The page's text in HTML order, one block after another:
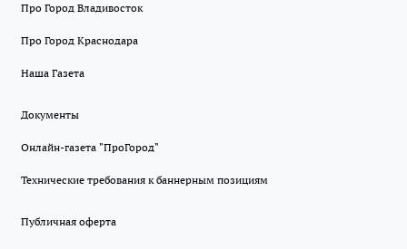
Про Город Владивосток
Про Город Краснодара
Наша Газета
Документы
Онлайн-газета "ПроГород"
Технические требования к баннерным позициям
Публичная оферта